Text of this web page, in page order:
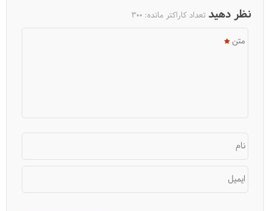
نظر دهید تعداد کاراکتر مانده: 300
متن
نام
ایمیل